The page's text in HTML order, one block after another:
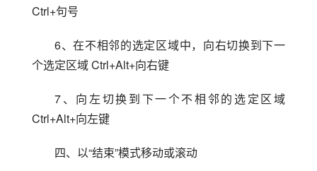
Ctrl+句号
6、在不相邻的选定区域中，向右切换到下一
个选定区域 Ctrl+Alt+向右键
7、向左切换到下一个不相邻的选定区域
Ctrl+Alt+向左键
四、以“结束”模式移动或滚动